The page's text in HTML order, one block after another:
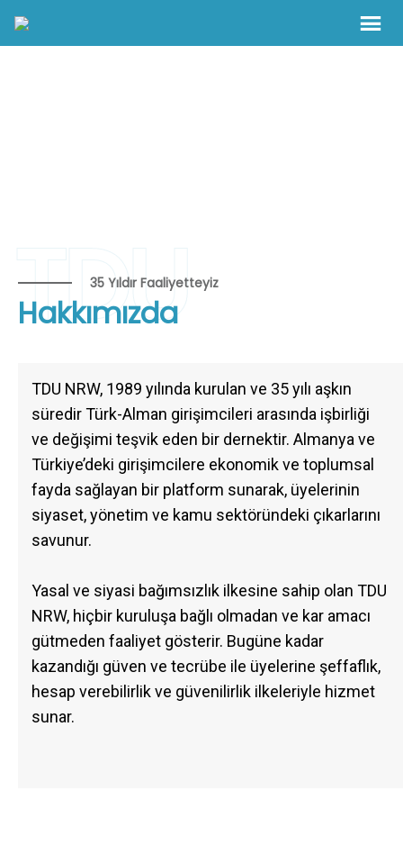
TDU
35 Yıldır Faaliyetteyiz
Hakkımızda
TDU NRW, 1989 yılında kurulan ve 35 yılı aşkın
süredir Türk-Alman girişimcileri arasında işbirliği
ve değişimi teşvik eden bir dernektir. Almanya ve
Türkiye’deki girişimcilere ekonomik ve toplumsal
fayda sağlayan bir platform sunarak, üyelerinin
siyaset, yönetim ve kamu sektöründeki çıkarlarını
savunur.
Yasal ve siyasi bağımsızlık ilkesine sahip olan TDU
NRW, hiçbir kuruluşa bağlı olmadan ve kar amacı
gütmeden faaliyet gösterir. Bugüne kadar
kazandığı güven ve tecrübe ile üyelerine şeffaflık,
hesap verebilirlik ve güvenilirlik ilkeleriyle hizmet
sunar.